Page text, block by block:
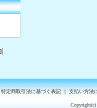
特定商取引法に基づく表記｜支払い方法